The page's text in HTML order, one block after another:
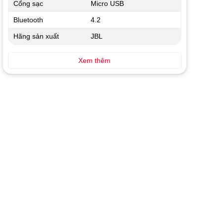
Cổng sạc Micro USB
Bluetooth 4.2
Hãng sản xuất JBL
Xem thêm